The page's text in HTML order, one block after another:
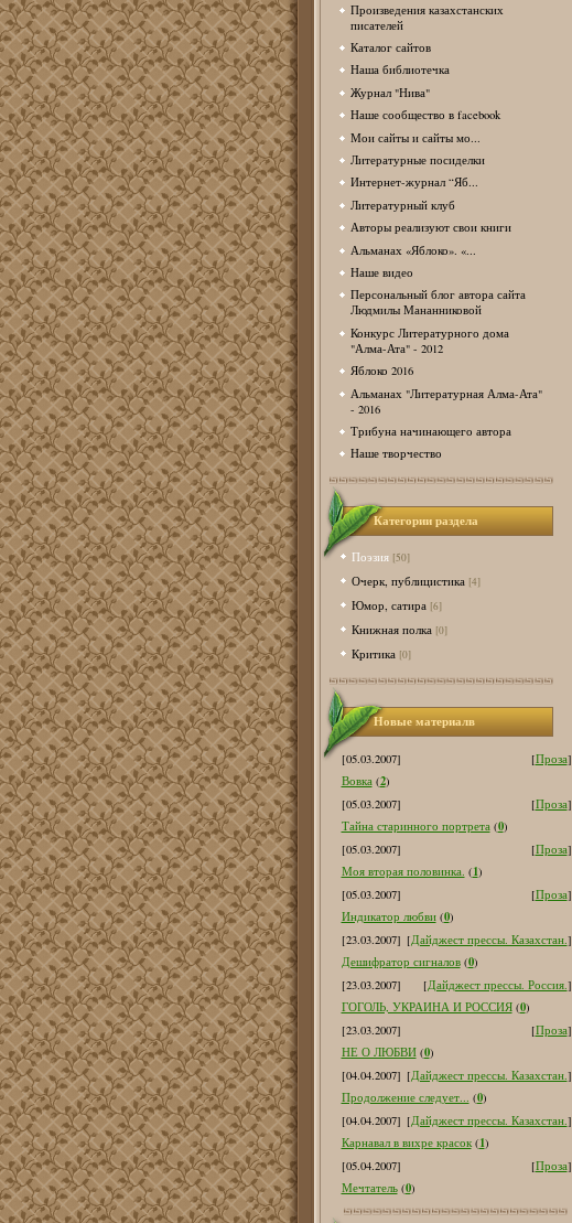
Произведения казахстанских
писателей
Каталог сайтов
Наша библиотечка
Журнал "Нива"
Наше сообщество в facebook
Мои сайты и сайты мо...
Литературные посиделки
Интернет-журнал “Яб...
Литературный клуб
Авторы реализуют свои книги
Альманах «Яблоко». «...
Наше видео
Персональный блог автора сайта
Людмилы Мананниковой
Конкурс Литературного дома
"Алма-Ата" - 2012
Яблоко 2016
Альманах "Литературная Алма-Ата"
- 2016
Трибуна начинающего автора
Наше творчество
Категории раздела
Поэзия [50]
Очерк, публицистика [4]
Юмор, сатира [6]
Книжная полка [0]
Критика [0]
Новые материалв
[05.03.2007] [Проза]
Вовка (2)
[05.03.2007]
[Проза]
Тайна старинного портрета (0)
[05.03.2007]
[Проза]
Моя вторая половинка. (1)
[05.03.2007]
[Проза]
Индикатор любви (0)
[23.03.2007] [Дайджест прессы. Казахстан.]
Дешифратор сигналов (0)
[23.03.2007]
[Дайджест прессы. Россия.]
ГОГОЛЬ, УКРАИНА И РОССИЯ (0)
[23.03.2007]
[Проза]
НЕ О ЛЮБВИ (0)
[04.04.2007] [Дайджест прессы. Казахстан.]
Продолжение следует... (0)
[04.04.2007] [Дайджест прессы. Казахстан.]
Карнавал в вихре красок (1)
[05.04.2007]
[Проза]
Мечтатель (0)